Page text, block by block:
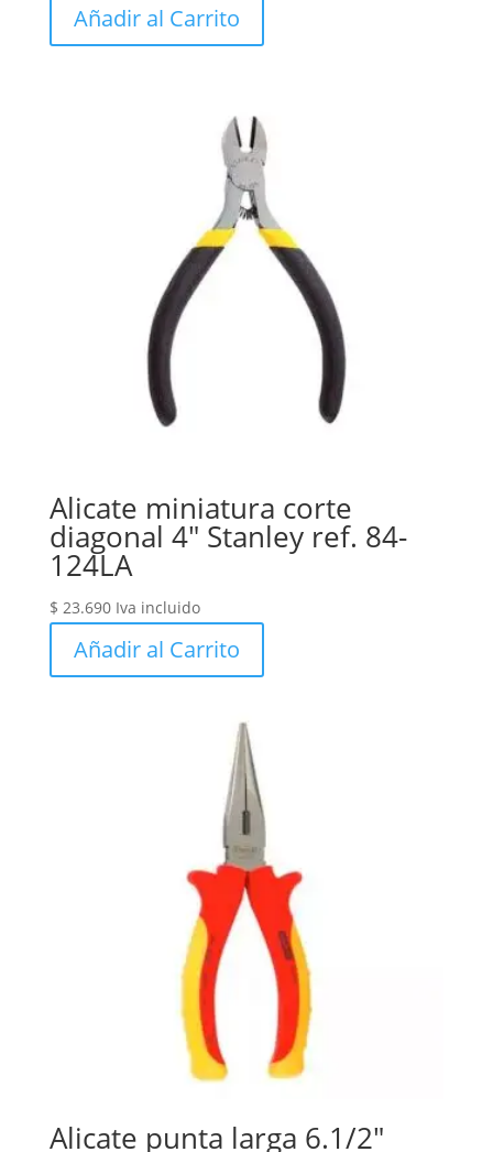
Añadir al Carrito
Alicate miniatura corte
diagonal 4″ Stanley ref. 84-
124LA
$ 23.690 Iva incluido
Añadir al Carrito
Alicate punta larga 6.1/2″